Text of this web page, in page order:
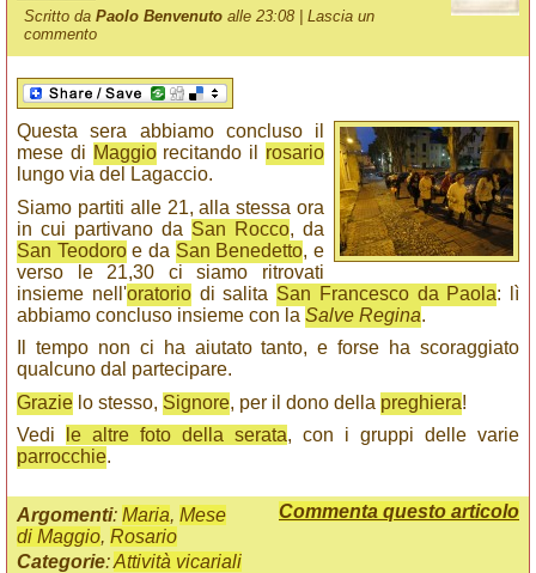
Scritto daPaolo Benvenuto alle 23:08 |Lascia un
commento
Questa sera abbiamo concluso il
mese di Maggiorecitando il rosario
lungo via del Lagaccio.
Siamo partiti alle 21, alla stessa ora
in cui partivano da San Rocco, da
San Teodoroe da San Benedetto, e
verso le 21,30 ci siamo ritrovati
insieme nell'oratoriodi salita San Francesco da Paola: lì
abbiamo concluso insieme con la Salve Regina.
Il tempo non ci ha aiutato tanto, e forse ha scoraggiato
qualcuno dal partecipare.
Grazie lo stesso, Signore, per il dono della preghiera!
Vedi
le altre foto della serata, con i gruppi delle varie
parrocchie.
Commenta questo articolo
Argomenti: Maria, Mese
di Maggio, Rosario
Categorie:Attività vicariali